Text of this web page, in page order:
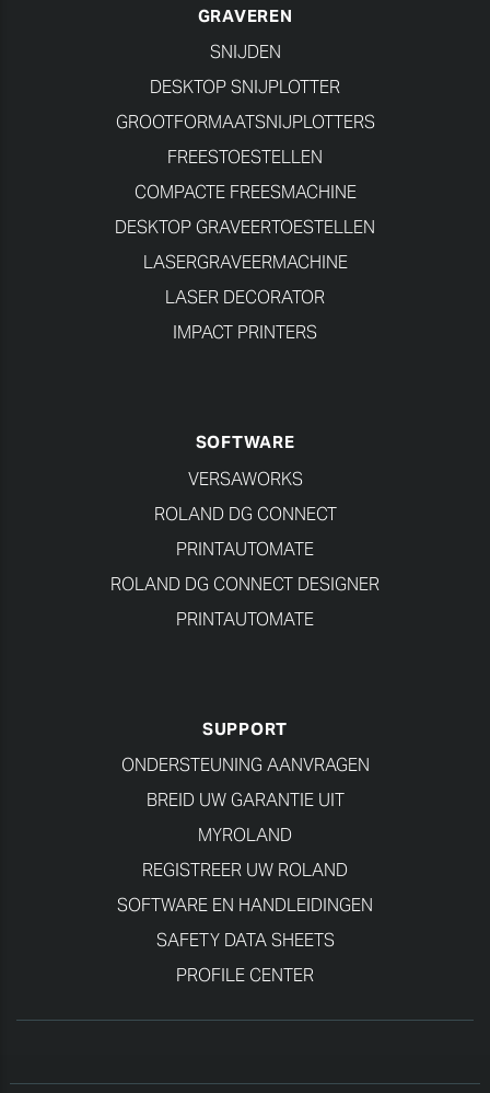
GRAVEREN
SNIJDEN
DESKTOP SNIJPLOTTER
GROOTFORMAATSNIJPLOTTERS
FREESTOESTELLEN
COMPACTE FREESMACHINE
DESKTOP GRAVEERTOESTELLEN
LASERGRAVEERMACHINE
LASER DECORATOR
IMPACT PRINTERS
SOFTWARE
VERSAWORKS
ROLAND DG CONNECT
PRINTAUTOMATE
ROLAND DG CONNECT DESIGNER
PRINTAUTOMATE
SUPPORT
ONDERSTEUNING AANVRAGEN
BREID UW GARANTIE UIT
MYROLAND
REGISTREER UW ROLAND
SOFTWARE EN HANDLEIDINGEN
SAFETY DATA SHEETS
PROFILE CENTER